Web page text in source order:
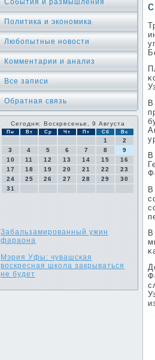
События и размышления
Политика и экономика
Любопытные новости
Комментарии и анализ
Все записи
Обратная связь
Сегодня: Воскресенье, 9 Августа
Пн Вт Ср Чт Пт Сб Вс
1
2
3
4 5 6 7 8
9
10
11 12 13 14 15
16
17
18 19 20 21 22
23
24
25 26 27 28 29
30
31
Забальзамированный ужин
фараона
Мэрия Уфы: чувашская
воскресная школа закрываться
не будет